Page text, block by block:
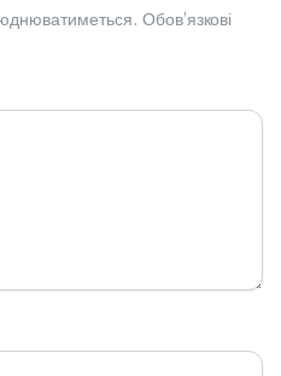
Обов’язкові